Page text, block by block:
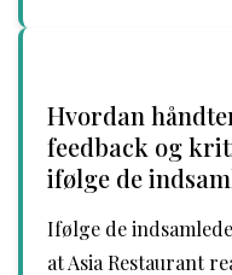
Hvordan
feedback og
ifølge de
Ifølge de
at Asia Restaurant